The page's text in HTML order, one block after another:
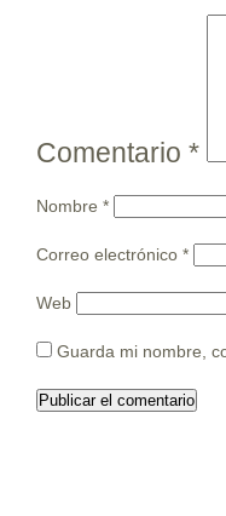
Comentario *
Nombre *
Correo electrónico *
Web
Guarda mi nombre,